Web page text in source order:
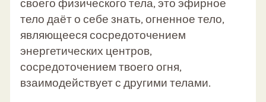
своего физического тела, это эфирное
тело даёт о себе знать, огненное тело,
являющееся сосредоточением
энергетических центров,
сосредоточением твоего огня,
взаимодействует с другими телами.